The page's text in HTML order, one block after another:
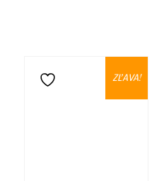
Pridať do zoznamu želaní
ZĽAVA!